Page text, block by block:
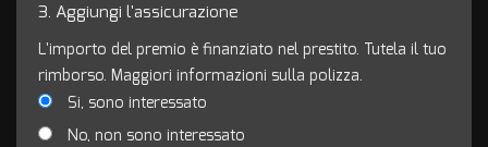
3. Aggiungi l'assicurazione
L'importo del premio è finanziato nel prestito. Tutela il tuo
rimborso. Maggiori informazioni sulla polizza.
Si, sono interessato
No, non sono interessato